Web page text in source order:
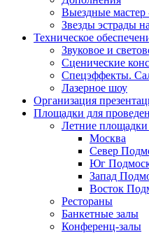
Выездные мастер
Звезды эстрады
Техническое
Звуковое и
Сценические
Спецэффекты.
Лазерное шоу
Организация
Площадки для
Летние
Москва
Север
Юг
Запад
Восток
Рестораны
Банкетные залы
Конференц-залы